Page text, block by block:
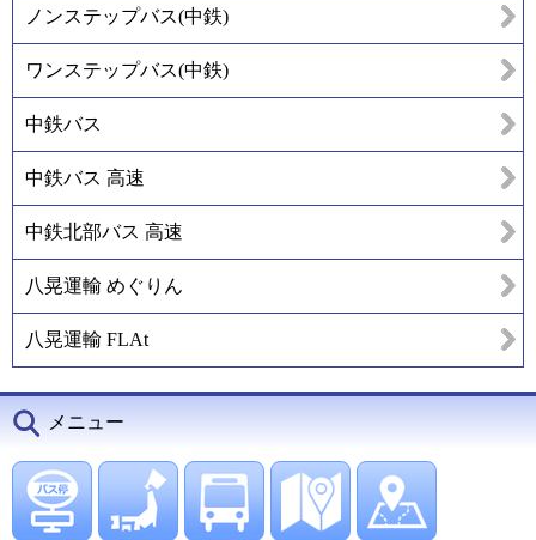
ノンステップバス(中鉄)
ワンステップバス(中鉄)
中鉄バス
中鉄バス 高速
中鉄北部バス 高速
八晃運輸 めぐりん
八晃運輸 FLAt
メニュー